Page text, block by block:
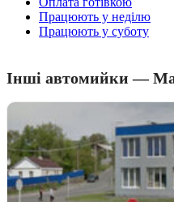
Працюють у неділю
Працюють у суботу
Інші автомийки —